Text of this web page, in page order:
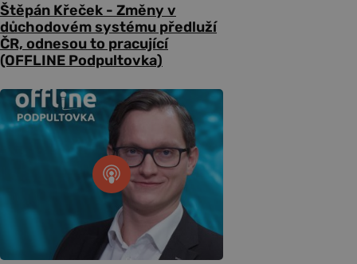
Štěpán Křeček - Změny v
důchodovém systému předluží
ČR, odnesou to pracující
(OFFLINE Podpultovka)